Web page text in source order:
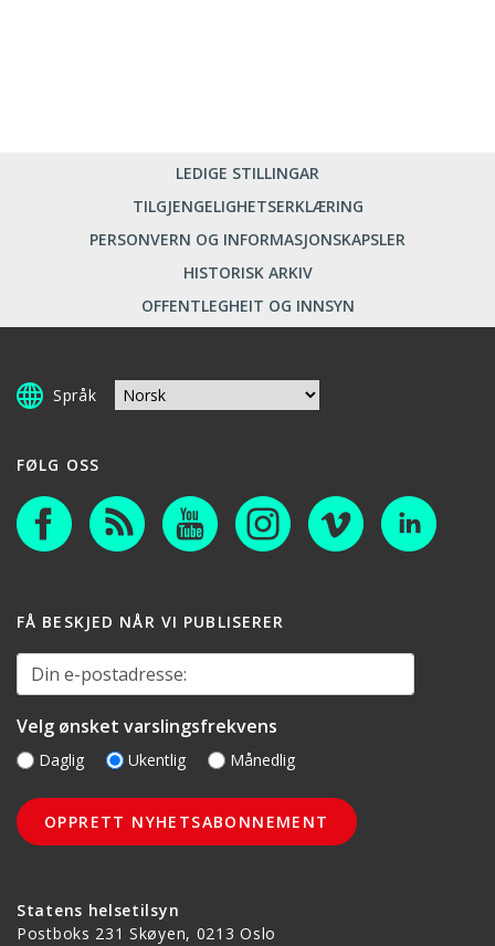
LEDIGE STILLINGAR
TILGJENGELIGHETSERKLÆRING
PERSONVERN OG INFORMASJONSKAPSLER
HISTORISK ARKIV
OFFENTLEGHEIT OG INNSYN
Språk
Statens helsetilsyn
Postboks 231 Skøyen, 0213 Oslo
FØLG OSS
FÅ BESKJED NÅR VI PUBLISERER
Din e-postadresse:
Velg ønsket varslingsfrekvens
Daglig Ukentlig Månedlig